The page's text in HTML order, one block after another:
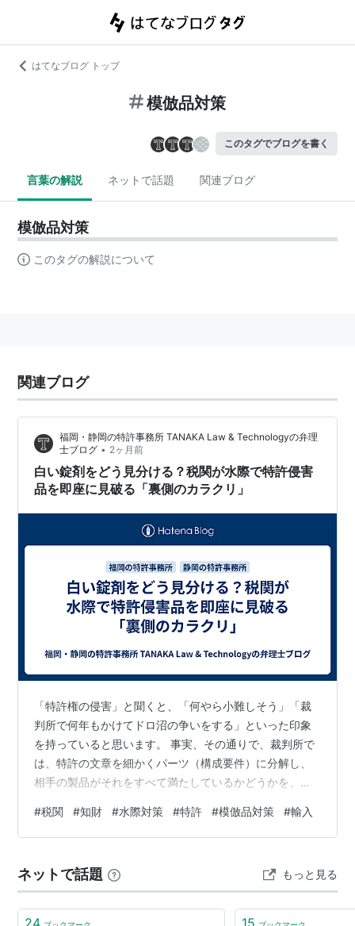
はてなブログ トップ
模倣品対策
このタグでブログを書く
言葉の解説 ネットで話題 関連ブログ
模倣品対策
このタグの解説について
関連ブログ
福岡・静岡の特許事務所 TANAKA Law & Technologyの弁理
士ブログ • 2ヶ月前
白い錠剤をどう見分ける？税関が水際で特許侵害
品を即座に見破る「裏側のカラクリ」
「特許権の侵害」と聞くと、「何やら小難しそう」「裁
判所で何年もかけてドロ沼の争いをする」といった印象
を持っていると思います。 事実、その通りで、裁判所で
は、特許の文章を細かくパーツ（構成要件）に分解し、
相手の製品がそれをすべて満たしているかどうかを、顕
ます。当事者が納得いくまで議論を尽くすため、どうし
ても時間がかかるのです。 ここで、ひとつの素朴な疑問
『数週間』という圧倒的なスピードでこなせるのか？」
港や空港の税関は、毎日大量に押し寄せる貨物を次々と
処理しています。裁判所でさえ数年かかる高度な特…
#税関 #知財 #水際対策 #特許 #模倣品対策 #輸入
ネットで話題 もっと見る